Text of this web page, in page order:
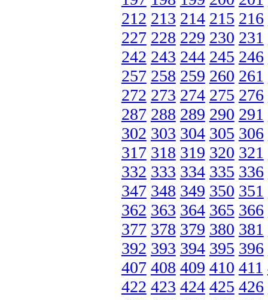
212 213 214 215 216
227 228 229 230 231
242 243 244 245 246
257 258 259 260 261
272 273 274 275 276
287 288 289 290 291
302 303 304 305 306
317 318 319 320 321
332 333 334 335 336
347 348 349 350 351
362 363 364 365 366
377 378 379 380 381
392 393 394 395 396
407 408 409 410 411
422 423 424 425 426